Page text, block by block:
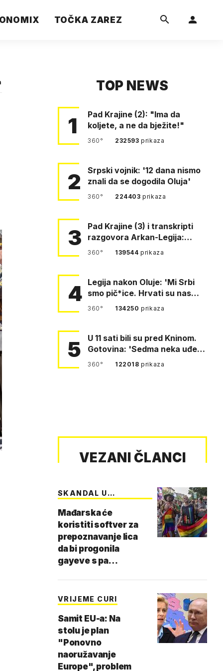
TOČKA ZAREZ
TOP NEWS
1
Pad Krajine (2): "Ima da
koljete, a ne da bježite!"
360° 232593prikaza
2
Srpski vojnik: '12 dana nismo
znali da se dogodila Oluja'
360° 224403prikaza
3
Pad Krajine (3) i transkripti
razgovora Arkan-Legija:
'Čujem, prelazite ustašam…
360° 139544prikaza
4 Legija nakon Oluje: 'Mi Srbi
smo pič*ice. Hrvati su nas
pomeli!'
360° 134250prikaza
5
U 11 sati bili su pred Kninom.
Gotovina: 'Sedma neka uđe,
4. gardijska neka g…
360° 122018prikaza
VEZANI ČLANCI
SKANDAL U
Mađarska će
koristiti softver za
prepoznavanje lica
da bi progonila
gayeve s pa…
VRIJEME CURI
Samit EU-a: Na
stolu je plan
"Ponovno
naoružavanje
Europe", problem